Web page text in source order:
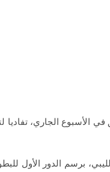
الأسبوع الجاري، تفاديا
برسم الدور الأول